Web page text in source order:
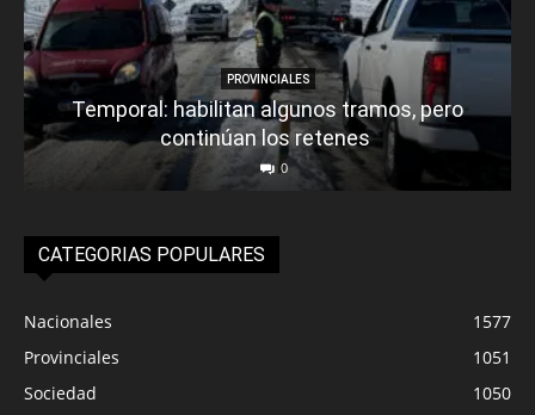
PROVINCIALES
Temporal: habilitan algunos tramos, pero
continúan los retenes
0
CATEGORIAS POPULARES
Nacionales
1577
Provinciales
1051
Sociedad
1050